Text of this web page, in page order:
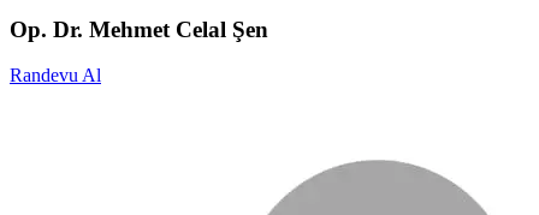
Op. Dr. Mehmet Celal Şen
Randevu Al